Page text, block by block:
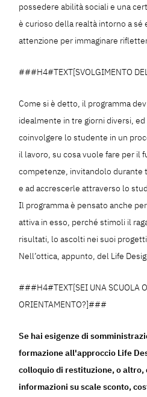
possedere abilità sociali e una
è curioso della realtà intorno a sé
attenzione per immaginare
###H4#TEXT[SVOLGIMENTO
Come si è detto, il programma
idealmente in tre giorni diversi,
coinvolgere lo studente in un
il lavoro, su cosa vuole fare per il
competenze, invitandolo durante
e ad accrescerle attraverso lo
Il programma è pensato anche
attiva in esso, perché stimoli il
risultati, lo ascolti nei suoi
Nell’ottica, appunto, del Life
###H4#TEXT[SEI UNA SCUOLA
ORIENTAMENTO?]###
Se hai esigenze di
formazione all'approccio Life
colloquio di restituzione, o altro,
informazioni su scale sconto,